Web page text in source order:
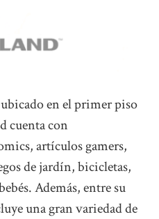
en el primer piso
cuenta con
artículos gamers,
de jardín, bicicletas,
Además, entre su
una gran variedad de